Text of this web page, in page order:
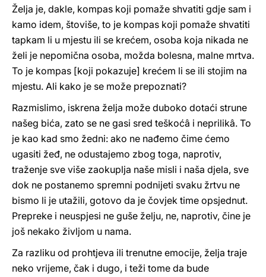
Želja je, dakle, kompas koji pomaže shvatiti gdje sam i
kamo idem, štoviše, to je kompas koji pomaže shvatiti
tapkam li u mjestu ili se krećem, osoba koja nikada ne
želi je nepomična osoba, možda bolesna, malne mrtva.
To je kompas [koji pokazuje] krećem li se ili stojim na
mjestu. Ali kako je se može prepoznati?
Razmislimo, iskrena želja može duboko dotaći strune
našeg bića, zato se ne gasi sred teškoćâ i neprilikâ. To
je kao kad smo žedni: ako ne nađemo čime ćemo
ugasiti žeđ, ne odustajemo zbog toga, naprotiv,
traženje sve više zaokuplja naše misli i naša djela, sve
dok ne postanemo spremni podnijeti svaku žrtvu ne
bismo li je utažili, gotovo da je čovjek time opsjednut.
Prepreke i neuspjesi ne guše želju, ne, naprotiv, čine je
još nekako življom u nama.
Za razliku od prohtjeva ili trenutne emocije, želja traje
neko vrijeme, čak i dugo, i teži tome da bude